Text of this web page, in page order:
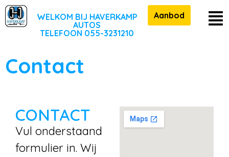
WELKOM BIJ HAVERKAMP
AUTOS
TELEFOON 055-3231210
Aanbod
Contact
CONTACT
Vul onderstaand
formulier in. Wij